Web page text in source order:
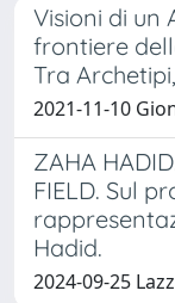
Visioni di un
frontiere
Tra
2021-11-10
ZAHA
FIELD. Sul
Hadid.
2024-09-25